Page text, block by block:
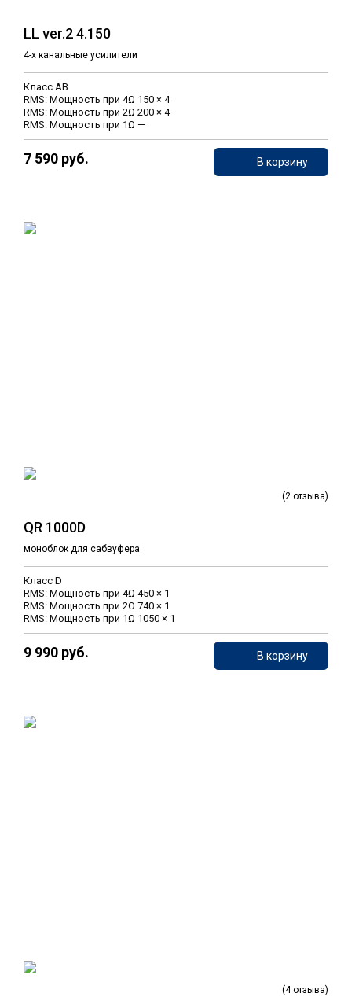
LL ver.2 4.150
4-х канальные усилители
Класс AB
RMS: Мощность при 4Ω 150 × 4
RMS: Мощность при 2Ω 200 × 4
RMS: Мощность при 1Ω —
7 590 руб. В корзину
(2 отзыва)
QR 1000D
моноблок для сабвуфера
Класс D
RMS: Мощность при 4Ω 450 × 1
RMS: Мощность при 2Ω 740 × 1
RMS: Мощность при 1Ω 1050 × 1
9 990 руб. В корзину
(4 отзыва)